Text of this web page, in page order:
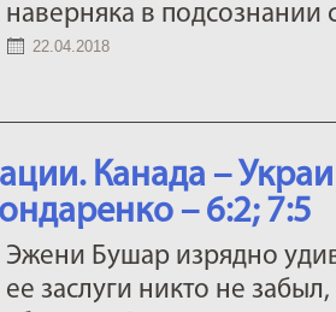
наверняка в подсознании
22.04.2018
Канада –
– 6:2; 7:5
Эжени Бушар изрядно
ее заслуги никто не